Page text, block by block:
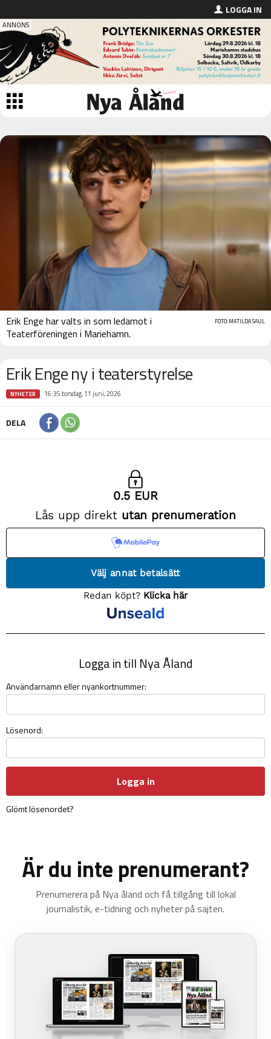
LOGGA IN
FOTO: MATILDA SAUL
Erik Enge har valts in som ledamot i
Teaterföreningen i Mariehamn.
Erik Enge ny i teaterstyrelse
NYHETER 16:35 torsdag, 11 juni, 2026
DELA